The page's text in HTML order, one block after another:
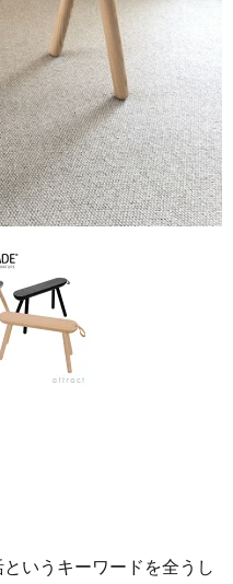
いうキーワードを全うし